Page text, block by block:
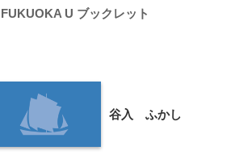
FUKUOKA U ブックレット
谷入 ふかし